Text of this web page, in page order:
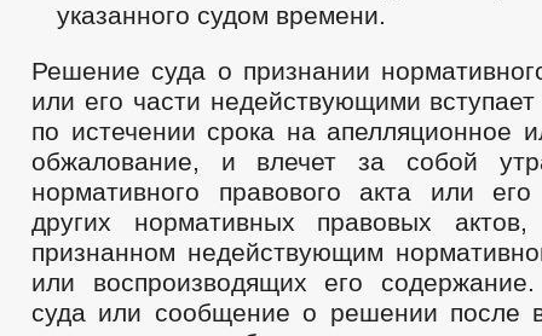
указанного судом времени.
Решение суда о признании
или его части недействующими
по истечении срока на апелляционное
обжалование, и влечет за собой
нормативного правового акта или
других нормативных правовых
признанном недействующим
или воспроизводящих его
суда или сообщение о решении после